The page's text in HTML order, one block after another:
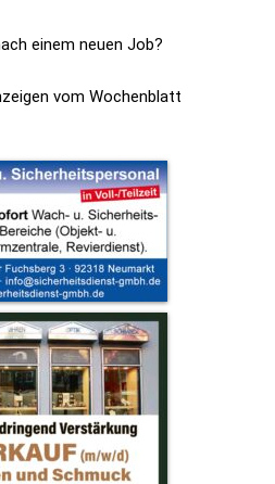
einem neuen Job?
vom Wochenblatt